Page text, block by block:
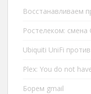
Восстанавливаем
Ростелеком: смена
Ubiquiti UniFi
Plex: You do not
Борем gmail